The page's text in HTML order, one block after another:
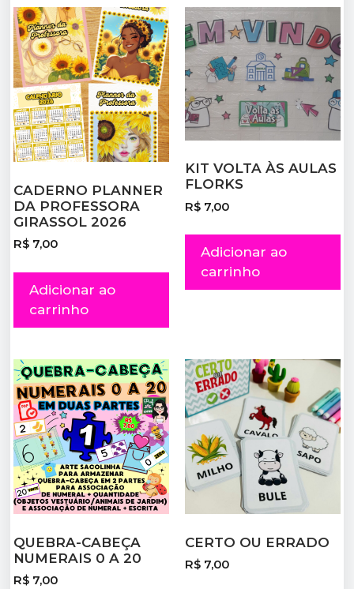
CADERNO PLANNER
DA PROFESSORA
GIRASSOL 2026
R$ 7,00
Adicionar ao
carrinho
KIT VOLTA ÀS AULAS
FLORKS
R$ 7,00
Adicionar ao
carrinho
QUEBRA-CABEÇA
NUMERAIS 0 A 20
R$ 7,00
CERTO OU ERRADO
R$ 7,00